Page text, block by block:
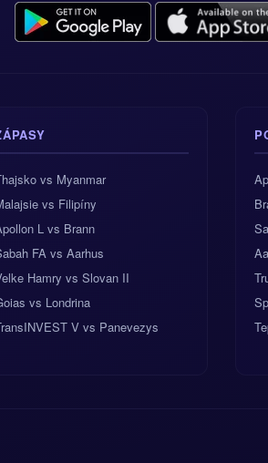
vs Myanmar
vs Filipíny
L vs Brann
FA vs Aarhus
Hamry vs Slovan II
vs Londrina
V vs Panevezys